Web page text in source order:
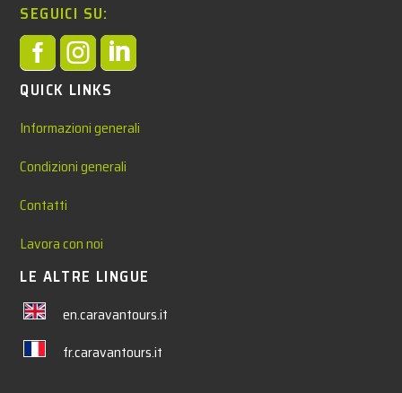
SEGUICI SU:

QUICK LINKS
Informazioni generali
Condizioni generali
Contatti
Lavora con noi
LE ALTRE LINGUE
en.caravantours.it
fr.caravantours.it